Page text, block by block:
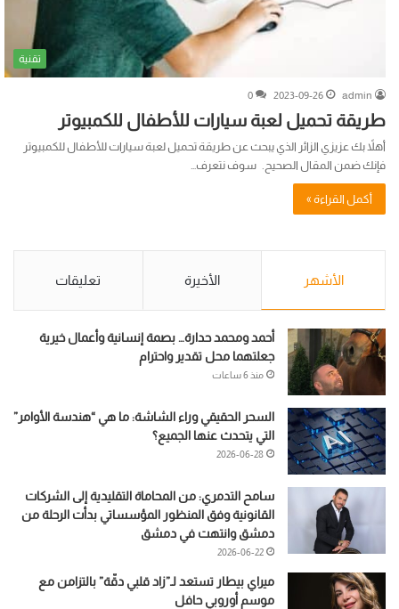
تقنية
admin
2023-09-26
0
طريقة تحميل لعبة سيارات للأطفال للكمبيوتر
أهلاً بك عزيزي الزائر الذي يبحث عن طريقة تحميل لعبة سيارات للأطفال للكمبيوتر
فإنك ضمن المقال الصحيح. سوف نتعرف…
أكمل القراءة »
الأشهر الأخيرة تعليقات
أحمد ومحمد حدارة… بصمة إنسانية وأعمال خيرية
جعلتهما محل تقدير واحترام
منذ 6 ساعات
السحر الحقيقي وراء الشاشة: ما هي “هندسة الأوامر”
التي يتحدث عنها الجميع؟
2026-06-28
سامح التدمري: من المحاماة التقليدية إلى الشركات
القانونية وفق المنظور المؤسساتي بدأت الرحلة من
دمشق وانتهت في دمشق
2026-06-22
ميراي بيطار تستعد لـ”زاد قلبي دقّة” بالتزامن مع
موسم أوروبي حافل